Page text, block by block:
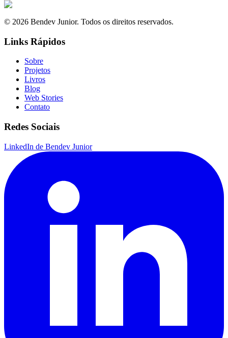
© 2026 Bendev Junior. Todos os direitos reservados.
Links Rápidos
Sobre
Projetos
Livros
Blog
Web Stories
Contato
Redes Sociais
LinkedIn de Bendev Junior